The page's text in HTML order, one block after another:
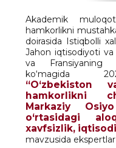
Akademik
hamkorlikni
doirasida Istiqbolli
Jahon iqtisodiyoti
va Fransiyaning
ko‘magida
“O‘zbekiston
hamkorlikni
Markaziy
o‘rtasidagi
xavfsizlik,
mavzusida